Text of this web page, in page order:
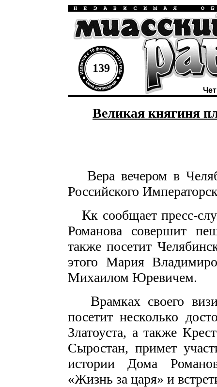
139
Великая княгиня
Вера вечером в
Российского
Кк сообщает пресс-
Романова совершит
также посетит
этого Мария
Михаилом Юревичем.
Врамках своего
посетит несколько
Златоуста, а также
Сыростан, примет
истории Дома
«Жизнь за царя» и